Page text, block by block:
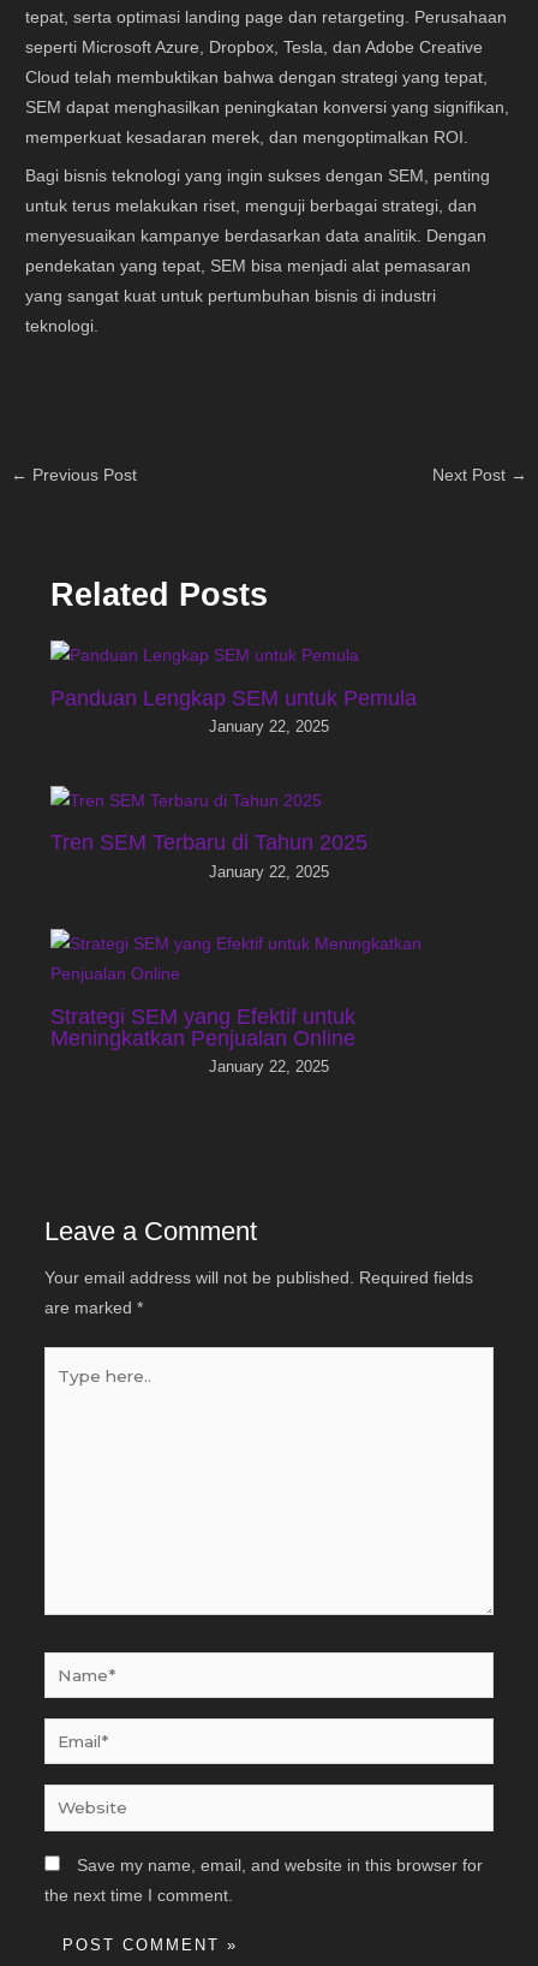
tepat, serta optimasi landing page dan retargeting. Perusahaan
seperti Microsoft Azure, Dropbox, Tesla, dan Adobe Creative
Cloud telah membuktikan bahwa dengan strategi yang tepat,
SEM dapat menghasilkan peningkatan konversi yang signifikan,
memperkuat kesadaran merek, dan mengoptimalkan ROI.
Bagi bisnis teknologi yang ingin sukses dengan SEM, penting
untuk terus melakukan riset, menguji berbagai strategi, dan
menyesuaikan kampanye berdasarkan data analitik. Dengan
pendekatan yang tepat, SEM bisa menjadi alat pemasaran
yang sangat kuat untuk pertumbuhan bisnis di industri
teknologi.
← Previous Post Next Post →
Related Posts
Panduan Lengkap SEM untuk Pemula
January 22, 2025
Tren SEM Terbaru di Tahun 2025
January 22, 2025
Strategi SEM yang Efektif untuk
Meningkatkan Penjualan Online
January 22, 2025
Leave a Comment
Your email address will not be published.
Required fields
are marked *
here..
Website
Save my name, email, and website in this browser for
the next time I comment.